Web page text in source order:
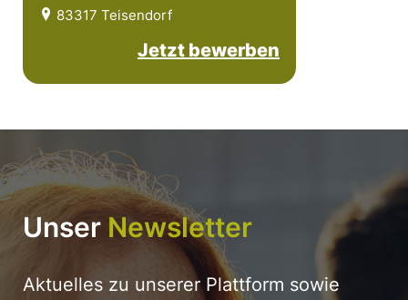
83317 Teisendorf
Jetzt bewerben
Unser Newsletter
Aktuelles zu unserer Plattform sowie